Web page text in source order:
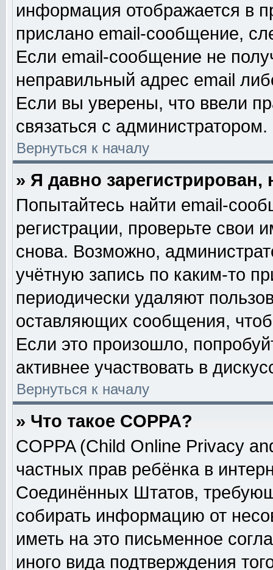
информация отображается в
прислано email-сообщение,
Если email-сообщение не
неправильный адрес email
Если вы уверены, что ввели
связаться с администратором.
Вернуться к началу
» Я давно
Попытайтесь найти email-
регистрации, проверьте свои
снова. Возможно,
учётную запись по каким-то
периодически удаляют
оставляющих сообщения,
Если это произошло,
активнее участвовать в
Вернуться к началу
» Что такое COPPA?
COPPA (Child Online Privacy
частных прав ребёнка в
Соединённых Штатов,
собирать информацию от
иметь на это письменное
иного вида подтверждения